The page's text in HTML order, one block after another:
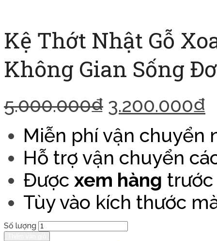
Kệ Thớt Nhật Gỗ
Không Gian Sống
5.000.000₫ 3.200.000₫
Miễn phí vận chuyển
Hỗ trợ vận chuyển
Được xem hàng trước
Tùy vào kích thước
Số lượng